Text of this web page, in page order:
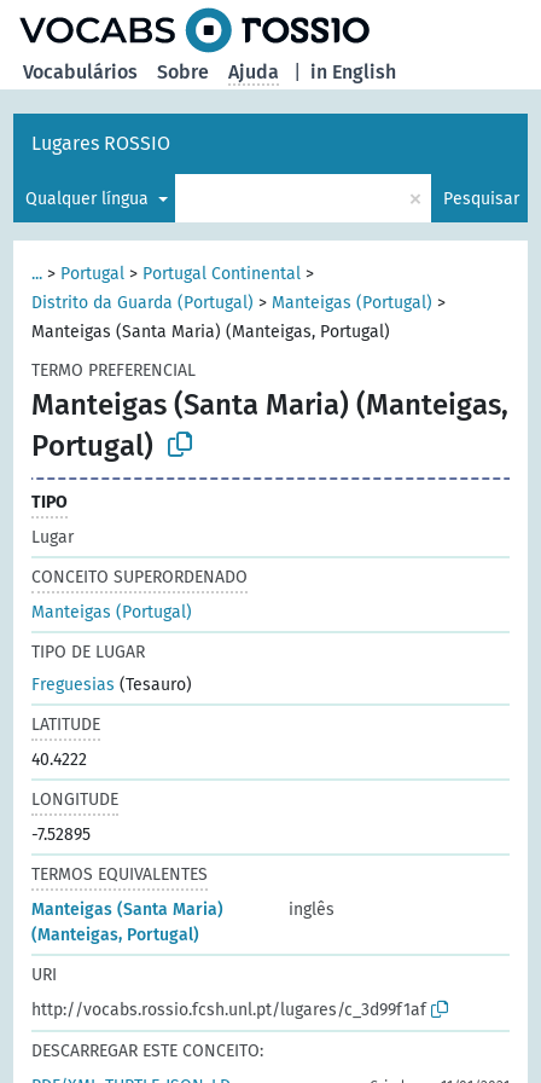
in English
Vocabulários Sobre Ajuda
Lugares ROSSIO
Qualquer língua × Pesquisar
... > Portugal > Portugal Continental >
Distrito da Guarda (Portugal) > Manteigas (Portugal) >
Manteigas (Santa Maria) (Manteigas, Portugal)
TERMO PREFERENCIAL
Manteigas (Santa Maria) (Manteigas,
Portugal)
TIPO
Lugar
CONCEITO SUPERORDENADO
Manteigas (Portugal)
TIPO DE LUGAR
Freguesias (Tesauro)
LATITUDE
40.4222
LONGITUDE
-7.52895
TERMOS EQUIVALENTES
Manteigas (Santa Maria)
(Manteigas, Portugal)
inglês
URI
http://vocabs.rossio.fcsh.unl.pt/lugares/c_3d99f1af
DESCARREGAR ESTE CONCEITO: